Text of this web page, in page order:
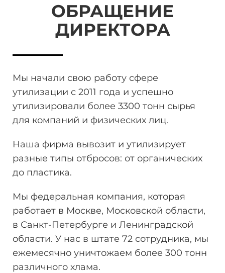
ОБРАЩЕНИЕ
ДИРЕКТОРА
Мы начали свою работу сфере
утилизации с 2011 года и успешно
утилизировали более 3300 тонн сырья
для компаний и физических лиц.
Наша фирма вывозит и утилизирует
разные типы отбросов: от органических
до пластика.
Мы федеральная компания, которая
работает в Москве, Московской области,
в Санкт-Петербурге и Ленинградской
области. У нас в штате 72 сотрудника, мы
ежемесячно уничтожаем более 300 тонн
различного хлама.